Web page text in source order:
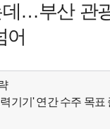
데…부산 관
어
기기' 연간 수주 목표